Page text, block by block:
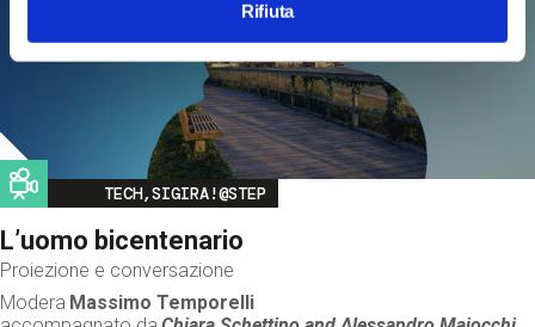
Rifiuta
Image
TECH,SIGIRA!@STEP
L’uomo bicentenario
Proiezione e conversazione
Modera Massimo Temporelli